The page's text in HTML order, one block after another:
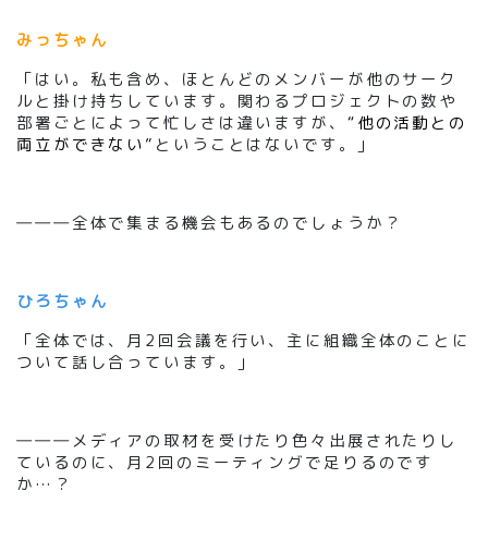
みっちゃん
「はい。私も含め、ほとんどのメンバーが他のサーク
ルと掛け持ちしています。関わるプロジェクトの数や
部署ごとによって忙しさは違いますが、 “他の活動との
両立ができない” ということはないです。」
―――全体で集まる機会もあるのでしょうか？
ひろちゃん
「全体では、月2回会議を行い、主に組織全体のことに
ついて話し合っています。」
―――メディアの取材を受けたり色々出展されたりし
ているのに、月2回のミーティングで足りるのです
か…？